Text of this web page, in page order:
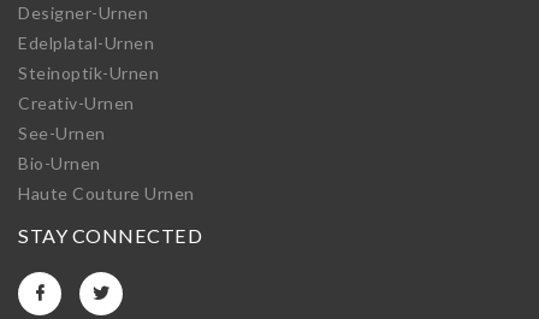
Designer-Urnen
Edelplatal-Urnen
Steinoptik-Urnen
Creativ-Urnen
See-Urnen
Bio-Urnen
Haute Couture Urnen
STAY CONNECTED